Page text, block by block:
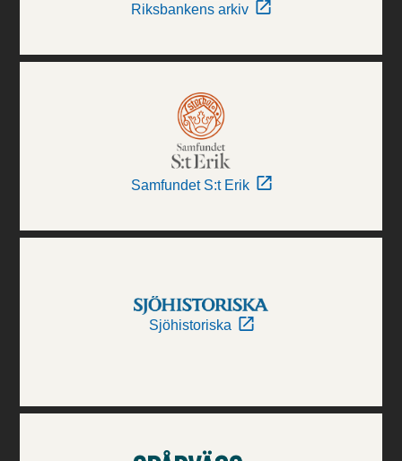
Riksbankens arkiv
Samfundet S:t Erik
Sjöhistoriska